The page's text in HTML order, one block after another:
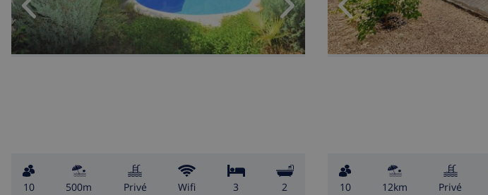
10 500m privé wifi 3 2 10 12km privé